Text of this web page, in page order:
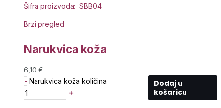
Šifra proizvoda: SBB04
Brzi pregled
Narukvica koža
6,10 €
- Narukvica koža količina
+
Dodaj u
košaricu